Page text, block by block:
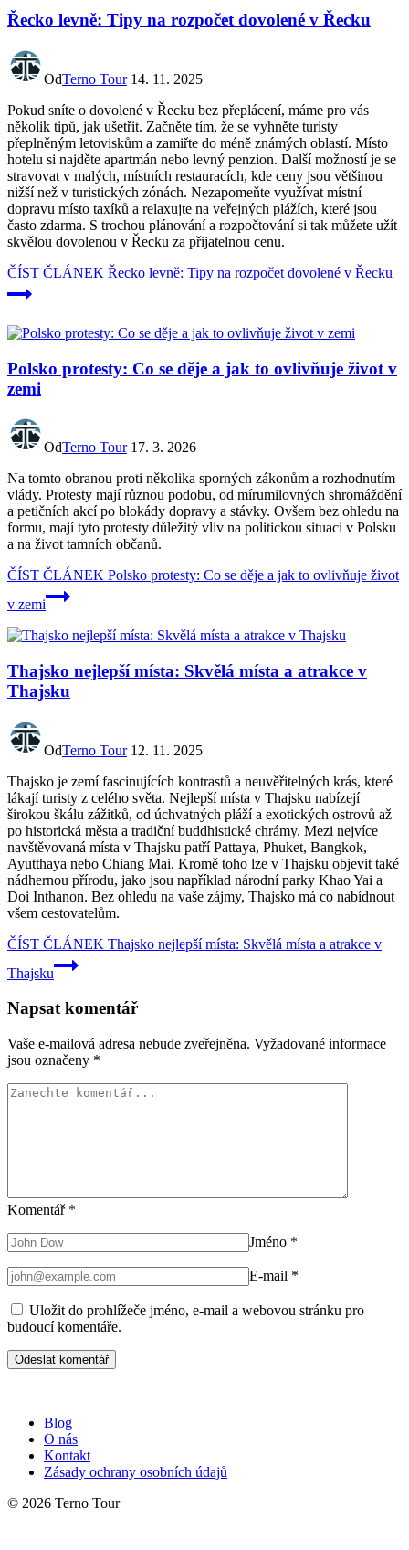
Řecko levně: Tipy na rozpočet dovolené v Řecku
OdTerno Tour 14. 11. 2025
Pokud sníte o dovolené v Řecku bez přeplácení, máme pro vás
několik tipů, jak ušetřit. Začněte tím, že se vyhněte turisty
přeplněným letoviskům a zamiřte do méně známých oblastí. Místo
hotelu si najděte apartmán nebo levný penzion. Další možností je se
stravovat v malých, místních restauracích, kde ceny jsou většinou
nižší než v turistických zónách. Nezapomeňte využívat místní
dopravu místo taxíků a relaxujte na veřejných plážích, které jsou
často zdarma. S trochou plánování a rozpočtování si tak můžete užít
skvělou dovolenou v Řecku za přijatelnou cenu.
ČÍST ČLÁNEK Řecko levně: Tipy na rozpočet dovolené v Řecku
Polsko protesty: Co se děje a jak to ovlivňuje život v
zemi
OdTerno Tour 17. 3. 2026
Na tomto obranou proti několika sporných zákonům a rozhodnutím
vlády. Protesty mají různou podobu, od mírumilovných shromáždění
a petičních akcí po blokády dopravy a stávky. Ovšem bez ohledu na
formu, mají tyto protesty důležitý vliv na politickou situaci v Polsku
a na život tamních občanů.
ČÍST ČLÁNEK Polsko protesty: Co se děje a jak to ovlivňuje život
v zemi
Thajsko nejlepší místa: Skvělá místa a atrakce v
Thajsku
OdTerno Tour 12. 11. 2025
Thajsko je zemí fascinujících kontrastů a neuvěřitelných krás, které
lákají turisty z celého světa. Nejlepší místa v Thajsku nabízejí
širokou škálu zážitků, od úchvatných pláží a exotických ostrovů až
po historická města a tradiční buddhistické chrámy. Mezi nejvíce
navštěvovaná místa v Thajsku patří Pattaya, Phuket, Bangkok,
Ayutthaya nebo Chiang Mai. Kromě toho lze v Thajsku objevit také
nádhernou přírodu, jako jsou například národní parky Khao Yai a
Doi Inthanon. Bez ohledu na vaše zájmy, Thajsko má co nabídnout
všem cestovatelům.
ČÍST ČLÁNEK Thajsko nejlepší místa: Skvělá místa a atrakce v
Thajsku
Napsat komentář
Vaše e-mailová adresa nebude zveřejněna. Vyžadované informace
jsou označeny *
Komentář *
Jméno *
E-mail *
Uložit do prohlížeče jméno, e-mail a webovou stránku pro
budoucí komentáře.
Blog
O nás
Kontakt
Zásady ochrany osobních údajů
© 2026 Terno Tour